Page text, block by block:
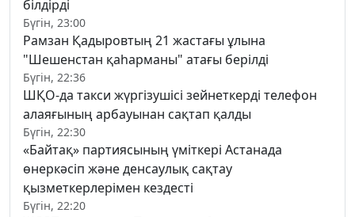
білдірді
Бүгін, 23:00
Рамзан Қадыровтың 21 жастағы ұлына
"Шешенстан қаһарманы" атағы берілді
Бүгін, 22:36
ШҚО-да такси жүргізушісі зейнеткерді телефон
алаяғының арбауынан сақтап қалды
Бүгін, 22:30
«Байтақ» партиясының үміткері Астанада
өнеркәсіп және денсаулық сақтау
қызметкерлерімен кездесті
Бүгін, 22:20